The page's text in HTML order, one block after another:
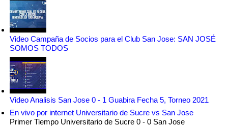
Video Campaña de Socios para el Club San Jose: SAN JOSÉ
SOMOS TODOS
Video Analisis San Jose 0 - 1 Guabira Fecha 5, Torneo 2021
En vivo por internet Universitario de Sucre vs San Jose
Primer Tiempo Universitario de Sucre 0 - 0 San Jose